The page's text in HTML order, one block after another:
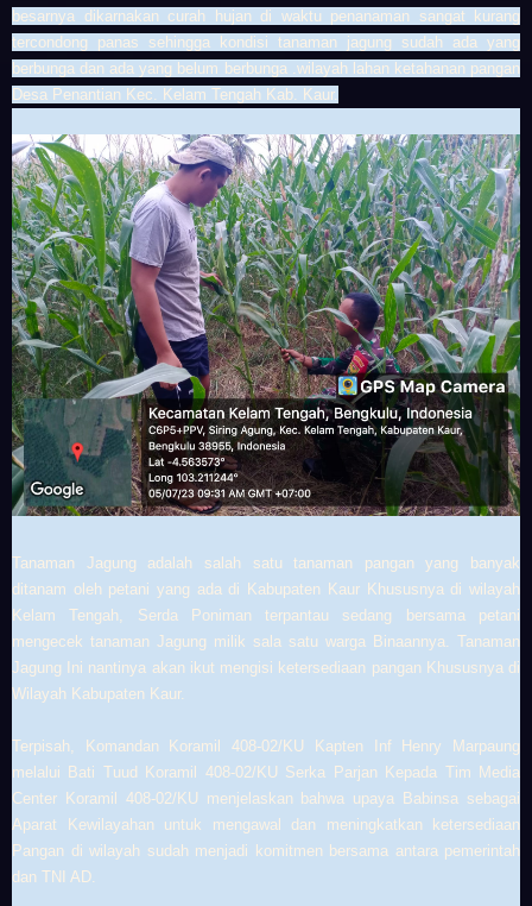
besarnya dikarnakan curah hujan di waktu penanaman sangat kurang
tercondong panas sehingga kondisi tanaman jagung sudah ada yang
berbunga dan ada yang belum berbunga .wilayah lahan ketahanan pangan
Desa Penantian Kec. Kelam Tengah Kab. Kaur.
Tanaman Jagung adalah salah satu tanaman pangan yang banyak
ditanam oleh petani yang ada di Kabupaten Kaur Khususnya di wilayah
Kelam Tengah, Serda Poniman terpantau sedang bersama petani
mengecek tanaman Jagung milik sala satu warga Binaannya. Tanaman
Jagung Ini nantinya akan ikut mengisi ketersediaan pangan Khususnya di
Wilayah Kabupaten Kaur.
Terpisah, Komandan Koramil 408-02/KU Kapten Inf Henry Marpaung
melalui Bati Tuud Koramil 408-02/KU Serka Parjan Kepada Tim Media
Center Koramil 408-02/KU menjelaskan bahwa upaya Babinsa sebagai
Aparat Kewilayahan untuk mengawal dan meningkatkan ketersediaan
Pangan di wilayah sudah menjadi komitmen bersama antara pemerintah
dan TNI AD.